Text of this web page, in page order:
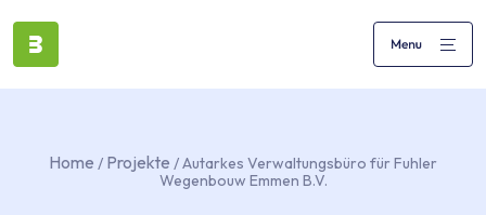
Home / Projekte / Autarkes Verwaltungsbüro für Fuhler
Wegenbouw Emmen B.V.